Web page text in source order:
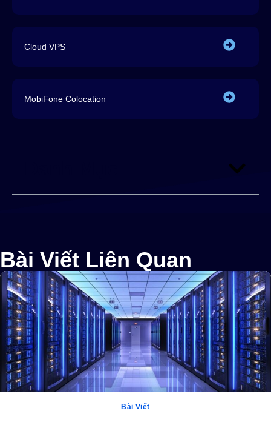
Cloud VPS
MobiFone Colocation
Bài Viết Liên Quan
Bài Viết